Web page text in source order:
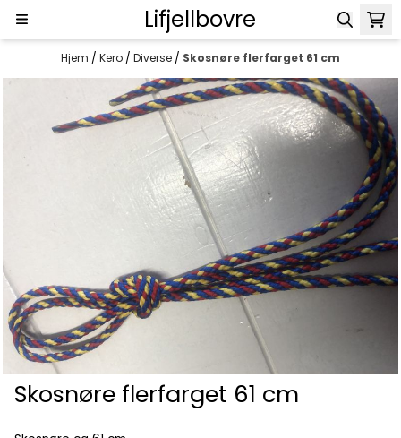
Hopp til innhold Lifjellbovre
Hjem / Kero / Diverse / Skosnøre flerfarget 61 cm
Skosnøre flerfarget 61 cm